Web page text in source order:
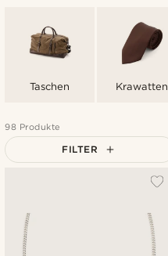
Taschen Krawatten
98 Produkte
FILTER